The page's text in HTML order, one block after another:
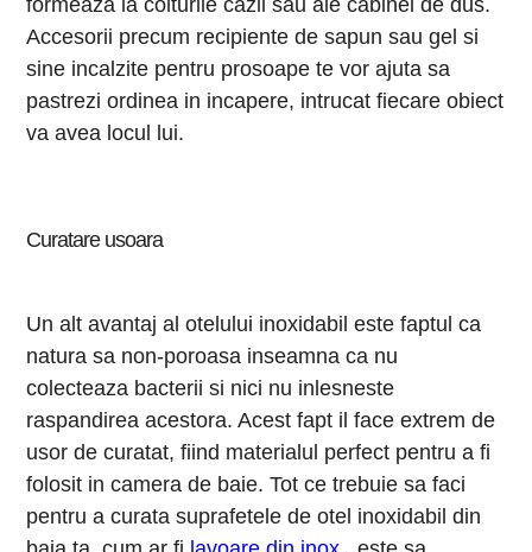
Accesorii precum recipiente de sapun sau gel si
sine incalzite pentru prosoape te vor ajuta sa
pastrezi ordinea in incapere, intrucat fiecare obiect
va avea locul lui.
Curatare usoara
Un alt avantaj al otelului inoxidabil este faptul ca
natura sa non-poroasa inseamna ca nu
colecteaza bacterii si nici nu inlesneste
raspandirea acestora. Acest fapt il face extrem de
usor de curatat, fiind materialul perfect pentru a fi
folosit in camera de baie. Tot ce trebuie sa faci
pentru a curata suprafetele de otel inoxidabil din